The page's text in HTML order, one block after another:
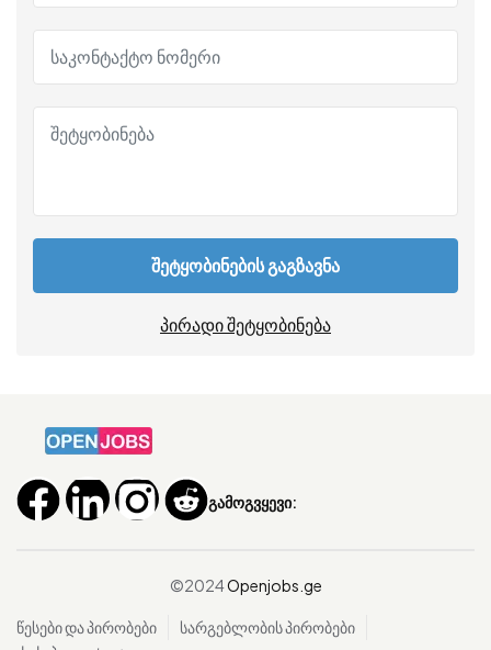
შეტყობინების გაგზავნა
პირადი შეტყობინება
გამოგვყევი:
©2024Openjobs.ge
წესები და პირობები
სარგებლობის პირობები